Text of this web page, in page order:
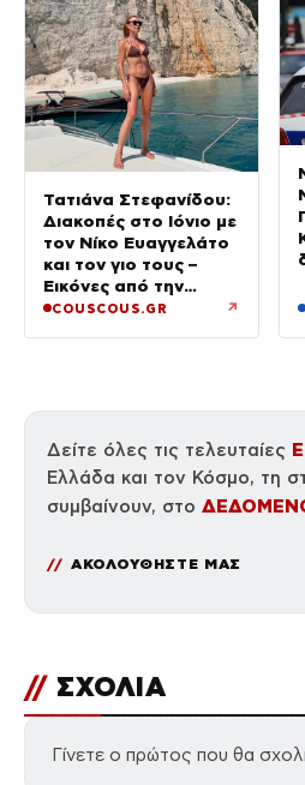
Τατιάνα Στεφανίδου:
Διακοπές στο Ιόνιο με
τον Νίκο Ευαγγελάτο
και τον γιο τους –
Εικόνες από την
Κεφαλονιά
COUSCOUS.GR ↗
Δείτε όλες τις τελευταίες
Ελλάδα και τον Κόσμο, τη
συμβαίνουν, στο
ΑΚΟΛΟΥΘΗΣΤΕ ΜΑΣ
// ΣΧΟΛΙΑ
Γίνετε ο πρώτος που θα